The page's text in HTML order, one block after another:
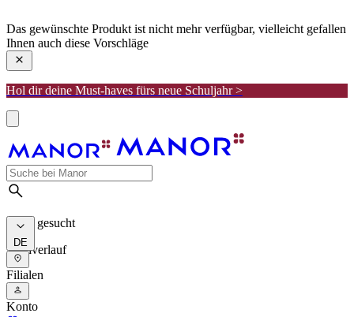
Das gewünschte Produkt ist nicht mehr verfügbar, vielleicht gefallen
Ihnen auch diese Vorschläge
Hol dir deine Must-haves fürs neue Schuljahr >
Meist gesucht
Suchverlauf
DE
Filialen
Konto